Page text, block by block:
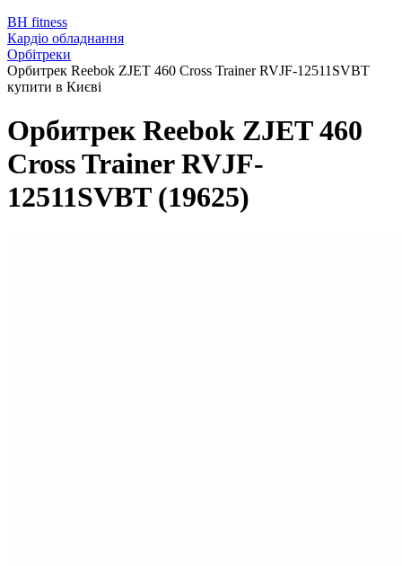
BH fitness
Кардіо обладнання
Орбітреки
Орбитрек Reebok ZJET 460 Cross Trainer RVJF-12511SVBT
купити в Києві
Орбитрек Reebok ZJET 460
Cross Trainer RVJF-
12511SVBT (19625)